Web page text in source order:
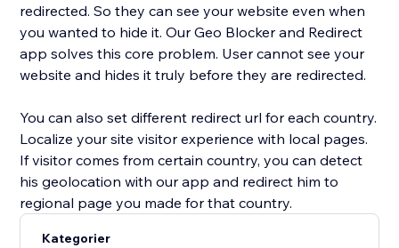
redirected. So they can see your website even when
you wanted to hide it. Our Geo Blocker and Redirect
app solves this core problem. User cannot see your
website and hides it truly before they are redirected.
You can also set different redirect url for each country.
Localize your site visitor experience with local pages.
If visitor comes from certain country, you can detect
his geolocation with our app and redirect him to
regional page you made for that country.
Kategorier